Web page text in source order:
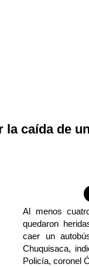
caída de
Al menos
quedaron
caer un
Chuquisaca,
Policía, coronel